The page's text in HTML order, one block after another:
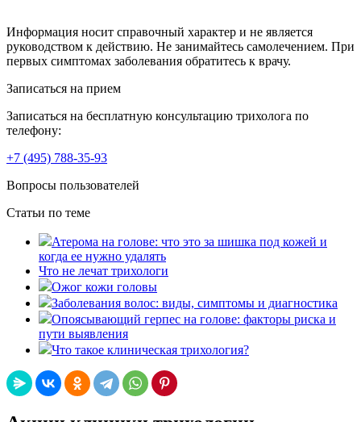
Информация носит справочный характер и не является
руководством к действию. Не занимайтесь самолечением. При
первых симптомах заболевания обратитесь к врачу.
Записаться на прием
Записаться на бесплатную консультацию трихолога по
телефону:
+7 (495) 788-35-93
Вопросы пользователей
Статьи по теме
Атерома на голове: что это за шишка под кожей и
когда ее нужно удалять
Что не лечат трихологи
Ожог кожи головы
Заболевания волос: виды, симптомы и диагностика
Опоясывающий герпес на голове: факторы риска и
пути выявления
Что такое клиническая трихология?